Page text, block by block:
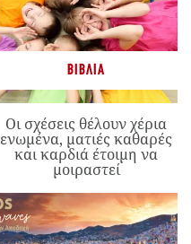
ΒΙΒΛΊΑ
Οι σχέσεις θέλουν χέρια
ενωμένα, ματιές καθαρές
και καρδιά έτοιμη να
μοιραστεί